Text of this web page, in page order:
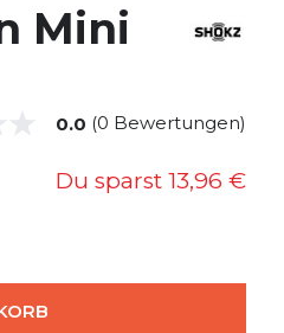
Mini
0.0 (0 Bewertungen)
Du sparst 13,96 €